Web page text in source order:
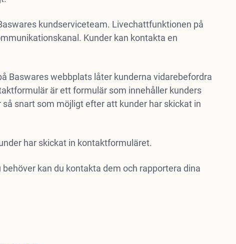
kundserviceteam. Livechattfunktionen på
Kunder kan kontakta en
Baswares webbplats låter kunderna vidarebefordra
är ett formulär som innehåller kunders
snart som möjligt efter att kunder har skickat in
har skickat in kontaktformuläret.
kan du kontakta dem och rapportera dina